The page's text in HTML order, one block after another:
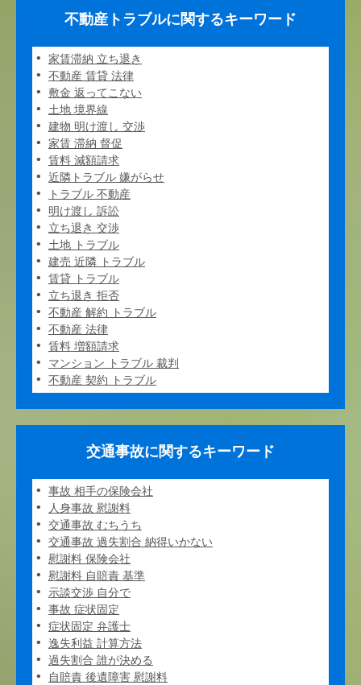
不動産トラブルに関するキーワード
家賃滞納 立ち退き
不動産 賃貸 法律
敷金 返ってこない
土地 境界線
建物 明け渡し 交渉
家賃 滞納 督促
賃料 減額請求
近隣トラブル 嫌がらせ
トラブル 不動産
明け渡し 訴訟
立ち退き 交渉
土地 トラブル
建売 近隣 トラブル
賃貸 トラブル
立ち退き 拒否
不動産 解約 トラブル
不動産 法律
賃料 増額請求
マンション トラブル 裁判
不動産 契約 トラブル
交通事故に関するキーワード
事故 相手の保険会社
人身事故 慰謝料
交通事故 むちうち
交通事故 過失割合 納得いかない
慰謝料 保険会社
慰謝料 自賠責 基準
示談交渉 自分で
事故 症状固定
症状固定 弁護士
逸失利益 計算方法
過失割合 誰が決める
自賠責 後遺障害 慰謝料